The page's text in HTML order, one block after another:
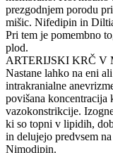
prezgodnjem porodu
mišic. Nifedipin in
Pri tem je pomembno
plod.
ARTERIJSKI KRČ V
Nastane lahko na eni
intrakranialne
povišana koncentracija
vazokonstrikcije.
ki so topni v lipidih,
in delujejo predvsem
Nimodipin.